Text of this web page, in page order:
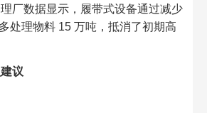
厂数据显示，履带式设备通过减少
处理物料 15 万吨，抵消了初期高
议​